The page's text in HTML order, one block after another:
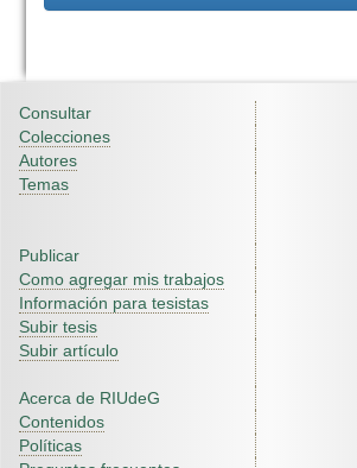
Consultar
Colecciones
Autores
Temas
Publicar
Como agregar mis trabajos
Información para tesistas
Subir tesis
Subir artículo
Acerca de RIUdeG
Contenidos
Políticas